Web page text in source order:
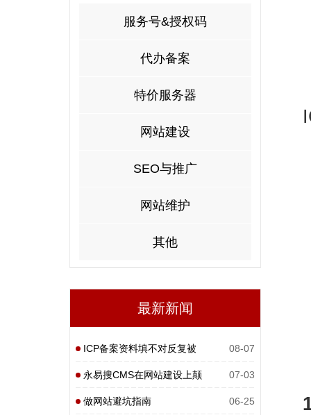
服务号&授权码
代办备案
特价服务器
网站建设
SEO与推广
网站维护
其他
最新新闻
ICP备案资料填不对反复被
打回
08-07
永易搜CMS在网站建设上颠
覆性
07-03
做网站避坑指南 06-25